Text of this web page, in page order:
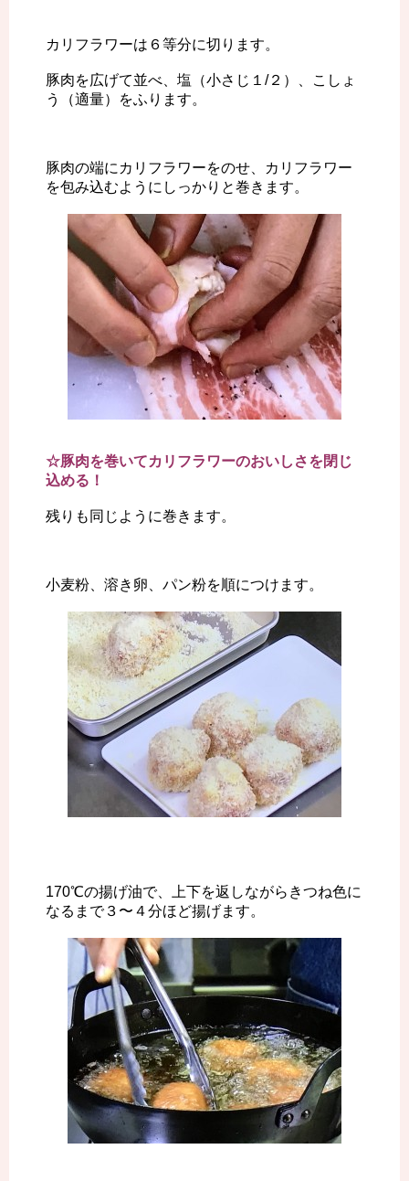
カリフラワーは６等分に切ります。
豚肉を広げて並べ、塩（小さじ１/２）、こしょ
う（適量）をふります。
豚肉の端にカリフラワーをのせ、カリフラワー
を包み込むようにしっかりと巻きます。
☆豚肉を巻いてカリフラワーのおいしさを閉じ
込める！
残りも同じように巻きます。
小麦粉、溶き卵、パン粉を順につけます。
170℃の揚げ油で、上下を返しながらきつね色に
なるまで３〜４分ほど揚げます。